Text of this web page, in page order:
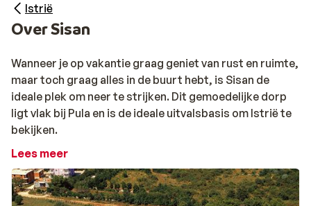
Istrië
Over Sisan
Wanneer je op vakantie graag geniet van rust en ruimte,
maar toch graag alles in de buurt hebt, is Sisan de
ideale plek om neer te strijken. Dit gemoedelijke dorp
ligt vlak bij Pula en is de ideale uitvalsbasis om Istrië te
bekijken.
Lees meer